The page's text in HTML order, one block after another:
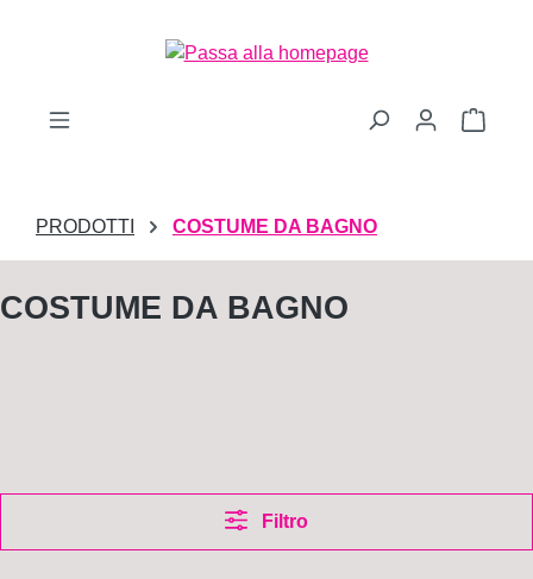
Il
PRODOTTI COSTUME DA BAGNO
COSTUME DA BAGNO
Filtro